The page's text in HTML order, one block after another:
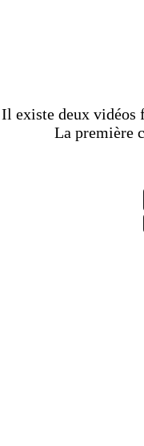
Il existe deux vidéos
La première